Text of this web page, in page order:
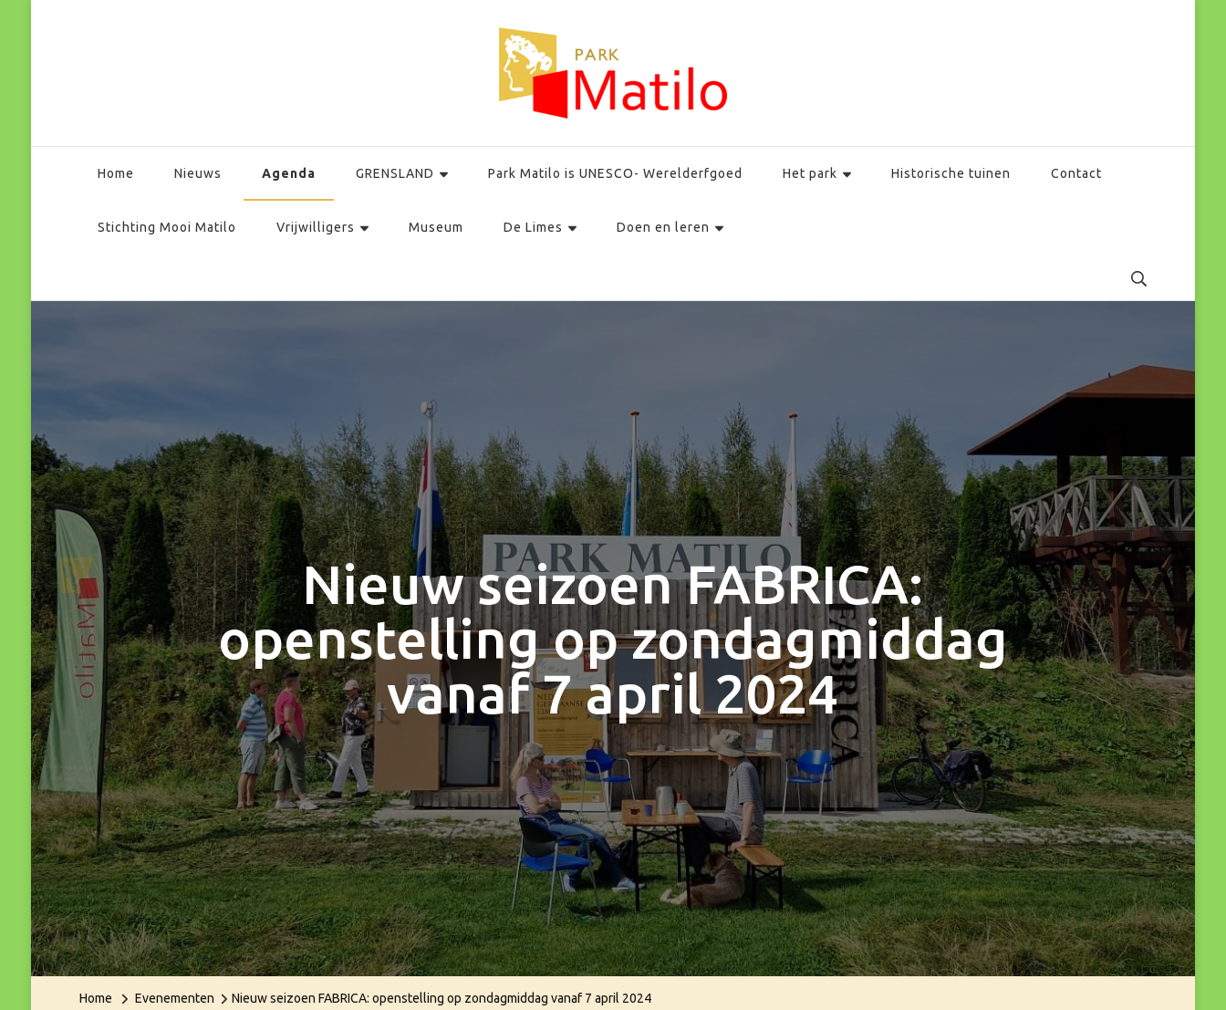
Home Nieuws Agenda GRENSLAND Park Matilo is UNESCO- Werelderfgoed Het park Historische tuinen Contact
Stichting Mooi Matilo Vrijwilligers Museum De Limes Doen en leren
Nieuw seizoen FABRICA:
openstelling op zondagmiddag
vanaf 7 april 2024
Home Evenementen Nieuw seizoen FABRICA: openstelling op zondagmiddag vanaf 7 april 2024